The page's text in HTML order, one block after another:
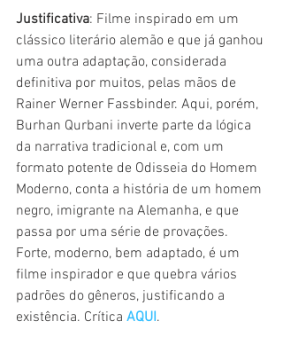
Justificativa: Filme inspirado em um
clássico literário alemão e que já ganhou
uma outra adaptação, considerada
definitiva por muitos, pelas mãos de
Rainer Werner Fassbinder. Aqui, porém,
Burhan Qurbani inverte parte da lógica
da narrativa tradicional e, com um
formato potente de Odisseia do Homem
Moderno, conta a história de um homem
negro, imigrante na Alemanha, e que
passa por uma série de provações.
Forte, moderno, bem adaptado, é um
filme inspirador e que quebra vários
padrões do gêneros, justificando a
existência. Crítica AQUI.